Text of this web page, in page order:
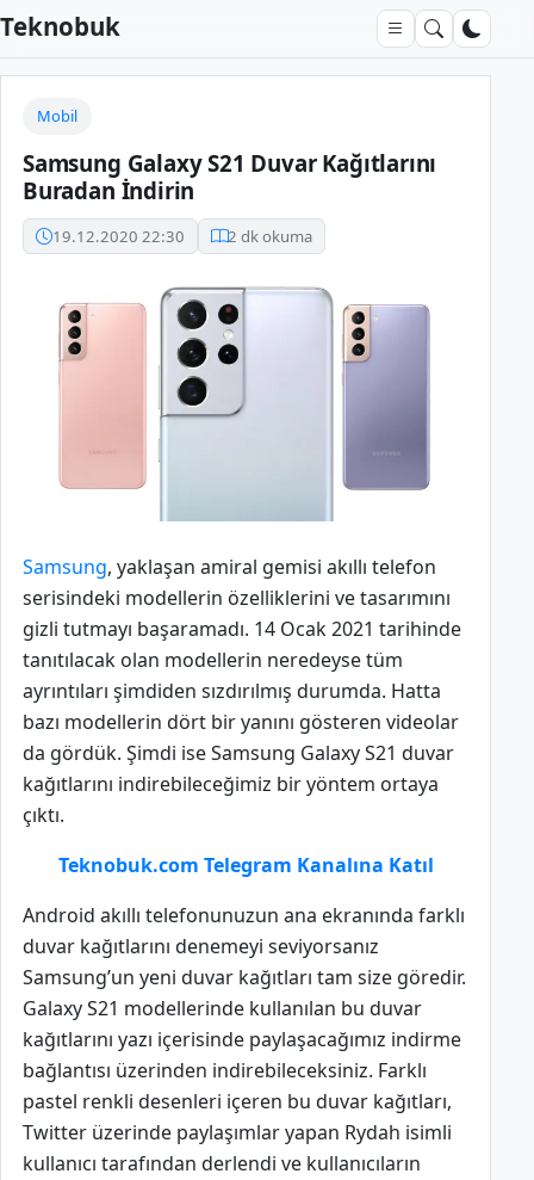
Teknobuk
Mobil
Samsung Galaxy S21 Duvar Kağıtlarını
Buradan İndirin
19.12.2020 22:30 2 dk okuma
Samsung, yaklaşan amiral gemisi akıllı telefon
serisindeki modellerin özelliklerini ve tasarımını
gizli tutmayı başaramadı. 14 Ocak 2021 tarihinde
tanıtılacak olan modellerin neredeyse tüm
ayrıntıları şimdiden sızdırılmış durumda. Hatta
bazı modellerin dört bir yanını gösteren videolar
da gördük. Şimdi ise Samsung Galaxy S21 duvar
kağıtlarını indirebileceğimiz bir yöntem ortaya
çıktı.
Teknobuk.com Telegram Kanalına Katıl
Android akıllı telefonunuzun ana ekranında farklı
duvar kağıtlarını denemeyi seviyorsanız
Samsung’un yeni duvar kağıtları tam size göredir.
Galaxy S21 modellerinde kullanılan bu duvar
kağıtlarını yazı içerisinde paylaşacağımız indirme
bağlantısı üzerinden indirebileceksiniz. Farklı
pastel renkli desenleri içeren bu duvar kağıtları,
Twitter üzerinde paylaşımlar yapan Rydah isimli
kullanıcı tarafından derlendi ve kullanıcıların